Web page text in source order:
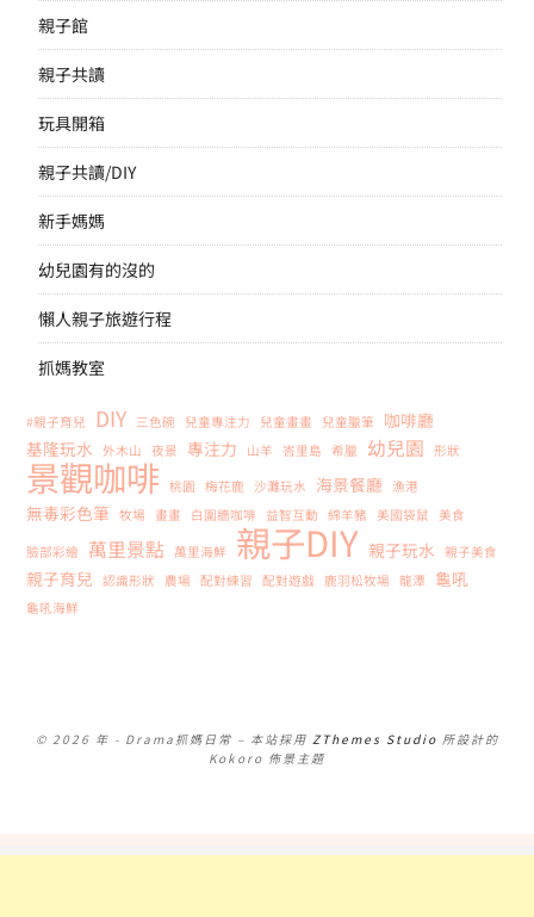
親子館
親子共讀
玩具開箱
親子共讀/DIY
新手媽媽
幼兒園有的沒的
懶人親子旅遊行程
抓媽教室
#親子育兒 DIY 三色碗 兒童專注力 兒童畫畫 兒童臘筆
咖啡廳
基隆玩水 外木山 夜景 專注力 山羊 峇里島 希臘 幼兒園 形狀
景觀咖啡 桃園 梅花鹿 沙灘玩水 海景餐廳 漁港
無毒彩色筆 牧場 畫畫 白圍牆咖啡 益智互動 綿羊豬 美國袋鼠 美食
臉部彩繪 萬里景點 萬里海鮮 親子DIY 親子玩水 親子美食
親子育兒 認識形狀 農場 配對練習 配對遊戲 鹿羽松牧場 龍潭 龜吼
龜吼海鮮
© 2026 年 - Drama抓媽日常 – 本站採用 ZThemes Studio 所設計的
Kokoro 佈景主題